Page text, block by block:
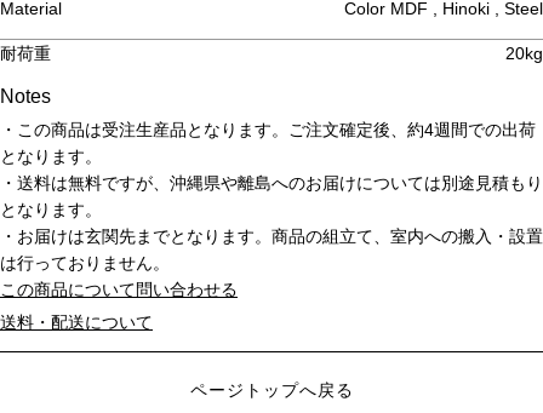
Material Color MDF , Hinoki , Steel
耐荷重 20kg
Notes
・この商品は受注生産品となります。ご注文確定後、約4週間での出荷
となります。
・送料は無料ですが、沖縄県や離島へのお届けについては別途見積もり
となります。
・お届けは玄関先までとなります。商品の組立て、室内への搬入・設置
は行っておりません。
この商品について問い合わせる
送料・配送について
ページトップへ戻る